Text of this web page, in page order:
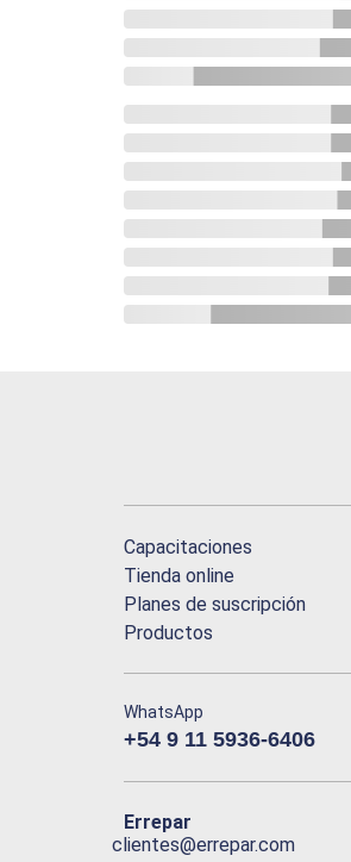
Capacitaciones
Tienda online
Planes de suscripción
Productos
WhatsApp
+54 9 11 5936-6406
Errepar
clientes@errepar.com